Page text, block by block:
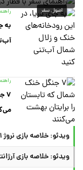
اصول سفر
به
ویدئو: خلاصه بازی نروژ ۱ - انگلیس ۲
ویدئو: خلاصه بازی آرژانتین ۳ -